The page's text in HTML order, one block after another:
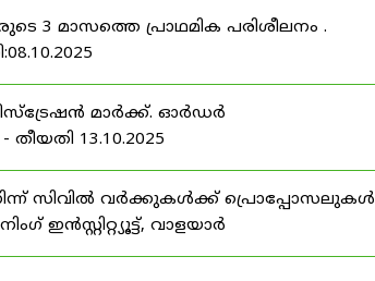
3 മാസത്തെ പ്രാഥമിക പരിശീലനം .
മാർക്ക്. ഓർഡർ
- തീയതി 13.10.2025
സിവിൽ വർക്കുകൾക്ക് പ്രൊപ്പോസലുകൾ
ഇൻസ്റ്റിറ്റ്യൂട്ട്, വാളയാർ